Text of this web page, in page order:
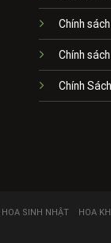
Chính
Chính
Chính
HOA SINH NHẬT HOA